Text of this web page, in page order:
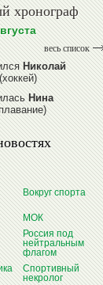
хронограф
весь список
Николай
Нина
Равиля
(САЛИМОВА)
Николай
на байдарках
Юрий ХМЫЛЕВ
читать далее
Вокруг спорта
МОК
Россия под
нейтральным
флагом
Спортивный
некролог